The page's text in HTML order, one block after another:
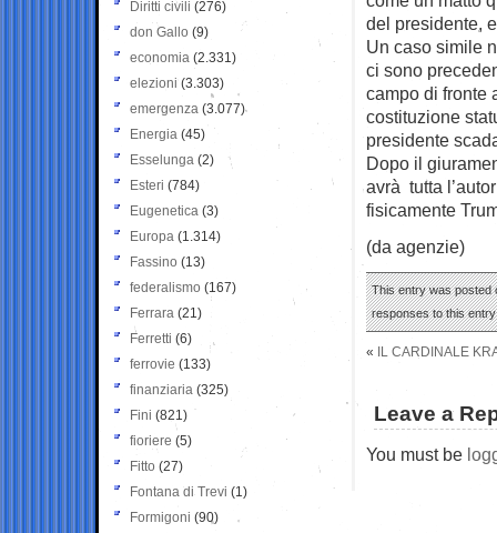
del presidente,
Un caso simile
ci sono
campo di fronte
costituzione
presidente
Dopo il
avrà tutta
fisicamente
(da agenzie)
This entry was posted
responses to this
« IL CARDINALE
Leave a
You must be
Diritti civili (276)
don Gallo (9)
economia (2.331)
elezioni (3.303)
emergenza (3.077)
Energia (45)
Esselunga (2)
Esteri (784)
Eugenetica (3)
Europa (1.314)
Fassino (13)
federalismo (167)
Ferrara (21)
Ferretti (6)
ferrovie (133)
finanziaria (325)
Fini (821)
fioriere (5)
Fitto (27)
Fontana di Trevi (1)
Formigoni (90)